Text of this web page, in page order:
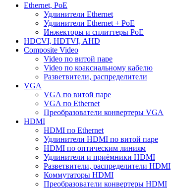
Ethernet, PoE
Удлинители Ethernet
Удлинители Ethernet + PoE
Инжекторы и сплиттеры PoE
HDCVI, HDTVI, AHD
Composite Video
Video по витой паре
Video по коаксиальному кабелю
Разветвители, распределители
VGA
VGA по витой паре
VGA по Ethernet
Преобразователи конвертеры VGA
HDMI
HDMI по Ethernet
Удлинители HDMI по витой паре
HDMI по оптическим линиям
Удлинители и приёмники HDMI
Разветвители, распределители HDMI
Коммутаторы HDMI
Преобразователи конвертеры HDMI